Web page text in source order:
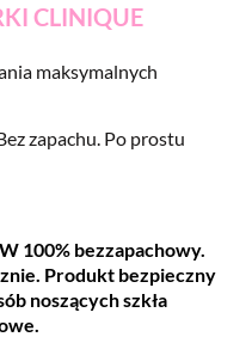
CLINIQUE
maksymalnych
zapachu. Po prostu
100% bezzapachowy.
Produkt bezpieczny
noszących szkła